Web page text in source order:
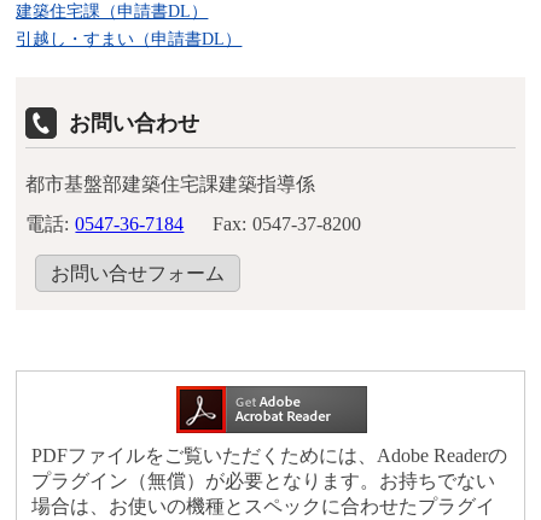
建築住宅課（申請書DL）
引越し・すまい（申請書DL）
お問い合わせ
都市基盤部建築住宅課建築指導係
電話: 0547-36-7184 Fax: 0547-37-8200
お問い合せフォーム
PDFファイルをご覧いただくためには、Adobe Readerの
プラグイン（無償）が必要となります。お持ちでない
場合は、お使いの機種とスペックに合わせたプラグイ